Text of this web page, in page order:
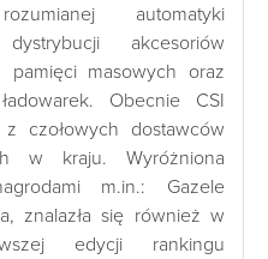
automatyki
akcesoriów
pamięci masowych oraz
Obecnie CSI
czołowych dostawców
w kraju. Wyróżniona
m.in.: Gazele
znalazła się również w
edycji rankingu